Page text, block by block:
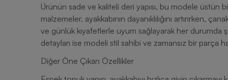
Ürünün sade ve kaliteli deri yapısı, bu modele üstün
malzemeler, ayakkabının dayanıklılığını artırırken,
ve günlük kıyafetlerle uyum sağlayarak her durumda
detayları ise modeli stil sahibi ve zamansız bir parça
Diğer Öne Çıkan Özellikler